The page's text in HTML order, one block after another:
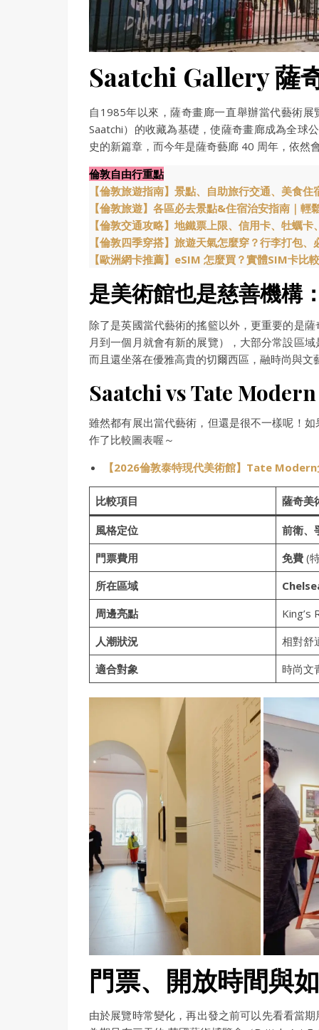
Saatchi Gallery 薩
自1985年以來，薩奇畫廊一直舉辦當代藝術
Saatchi）的收藏為基礎，使薩奇畫廊成為全球
史的新篇章，而今年是薩奇藝廊 40 周年，依然
倫敦自由行重點
【倫敦旅遊指南】景點、自助旅行交通、美食
【倫敦旅遊】各區必去景點&住宿治安指南｜輕
【倫敦交通攻略】地鐵票上限、信用卡、牡蠣
【倫敦四季穿搭】旅遊天氣怎麼穿？行李打包
【歐洲網卡推薦】eSIM 怎麼買？實體SIM卡比
是美術館也是慈善機構
除了是英國當代藝術的搖籃以外，更重要的是
月到一個月就會有新的展覽），大部分常設區
而且還坐落在優雅高貴的切爾西區，融時尚與文
Saatchi vs Tate Modern
雖然都有展出當代藝術，但還是很不一樣呢！
作了比較圖表喔～
【2026倫敦泰特現代美術館】Tate
比較項目 薩奇
風格定位
前衛、
門票費用
免費(
所在區域
周邊亮點
King’s
人潮狀況
相對舒
適合對象
時尚文
門票、開放時間與
由於展覽時常變化，再出發之前可以先看看當